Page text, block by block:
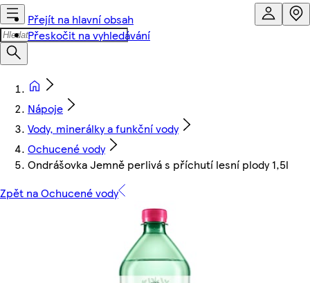
Přejít na hlavní obsah
Přeskočit na vyhledávání
Nápoje
Vody, minerálky a funkční vody
Ochucené vody
Ondrášovka Jemně perlivá s příchutí lesní plody 1,5l
Zpět na Ochucené vody